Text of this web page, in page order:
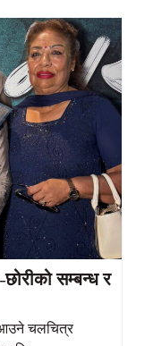
सम्बन्ध र
आउने चलचित्र